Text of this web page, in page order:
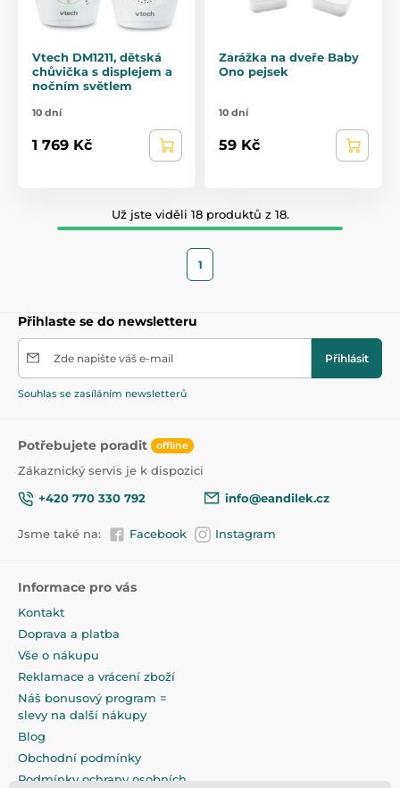
Vtech DM1211, dětská
chůvička s displejem a
nočním světlem
10 dní
1 769 Kč
Zarážka na dveře Baby
Ono pejsek
10 dní
59 Kč
Už jste viděli 18 produktů z 18.
1
Přihlaste se do newsletteru
Zde napište váš e-mail Přihlásit
Souhlas se zasíláním newsletterů
Potřebujete poradit offline
Zákaznický servis je k dispozici
+420 770 330 792
info@eandilek.cz
Jsme také na: Facebook Instagram
Informace pro vás
Kontakt
Doprava a platba
Vše o nákupu
Reklamace a vrácení zboží
Náš bonusový program =
slevy na další nákupy
Blog
Obchodní podmínky
Podmínky ochrany osobních